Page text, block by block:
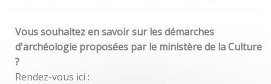
Vous souhaitez en savoir sur les démarches
d'archéologie proposées par le ministère de la Culture
?
Rendez-vous ici :